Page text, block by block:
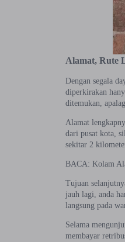
Alamat, Rute
Dengan segala
diperkirakan
ditemukan,
Alamat
dari pusat kota,
sekitar 2
BACA: Kolam
Tujuan
jauh lagi, anda
langsung pada
Selama
membayar